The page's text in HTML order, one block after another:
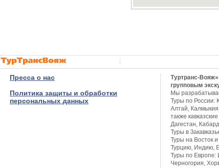
Пресса о нас
Политика защиты и обработки
персональных данных
Туртранс-
групповым
Мы
Туры по России:
Алтай,
также
Дагестан,
Туры в
Туры на Восток
Турцию, Индию,
Туры по Европе:
Черногория,